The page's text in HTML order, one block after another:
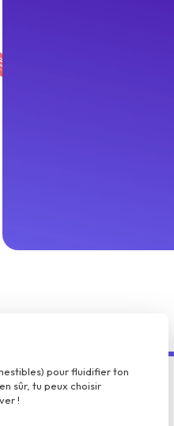
pour fluidifier ton
sûr, tu peux choisir
!